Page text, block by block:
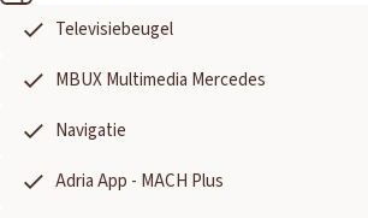
Televisiebeugel
MBUX Multimedia Mercedes
Navigatie
Adria App - MACH Plus